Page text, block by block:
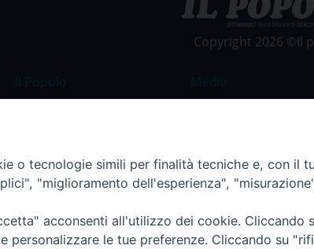
Copyright 2026 ©Il
La redazione
Pubblicità
o tecnologie simili per finalità tecniche e, con il
"miglioramento dell'esperienza",
acconsenti all'utilizzo dei cookie. Cliccando
personalizzare le tue preferenze. Cliccando su